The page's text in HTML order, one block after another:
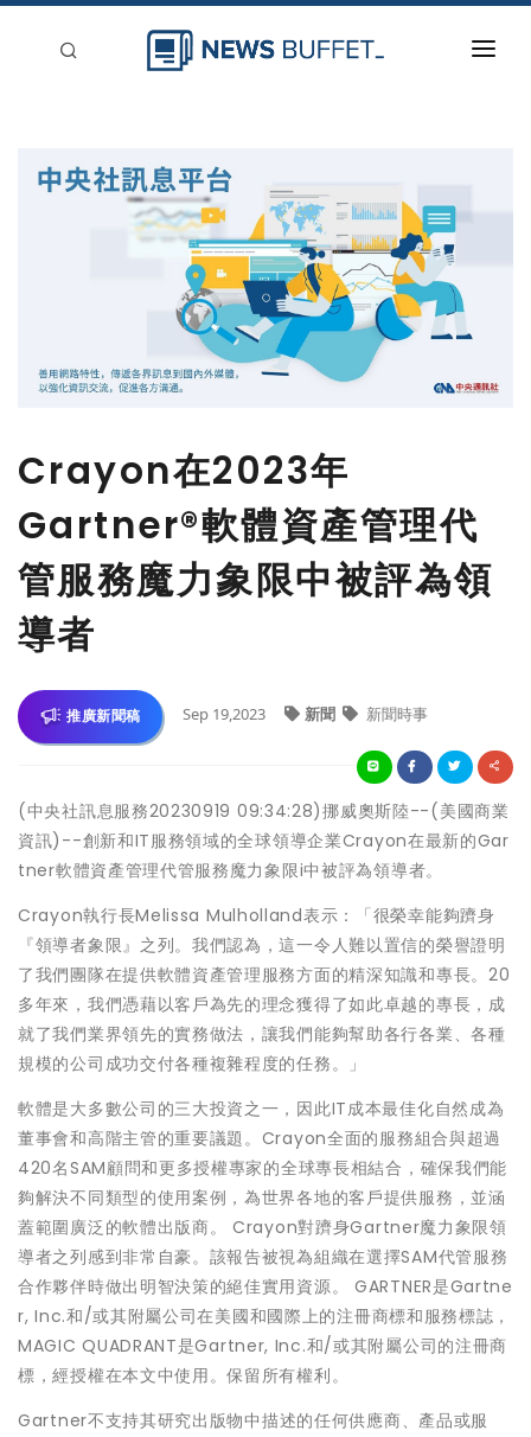
Crayon在2023年
Gartner®軟體資產管理代
管服務魔力象限中被評為領
導者
推廣新聞稿 Sep 19,2023 新聞 新聞時事
(中央社訊息服務20230919 09:34:28)挪威奧斯陸--(美國商業
資訊)--創新和IT服務領域的全球領導企業Crayon在最新的Gar
tner軟體資產管理代管服務魔力象限i中被評為領導者。
Crayon執行長Melissa Mulholland表示：「很榮幸能夠躋身
『領導者象限』之列。我們認為，這一令人難以置信的榮譽證明
了我們團隊在提供軟體資產管理服務方面的精深知識和專長。20
多年來，我們憑藉以客戶為先的理念獲得了如此卓越的專長，成
就了我們業界領先的實務做法，讓我們能夠幫助各行各業、各種
規模的公司成功交付各種複雜程度的任務。」
軟體是大多數公司的三大投資之一，因此IT成本最佳化自然成為
董事會和高階主管的重要議題。Crayon全面的服務組合與超過
420名SAM顧問和更多授權專家的全球專長相結合，確保我們能
夠解決不同類型的使用案例，為世界各地的客戶提供服務，並涵
蓋範圍廣泛的軟體出版商。 Crayon對躋身Gartner魔力象限領
導者之列感到非常自豪。該報告被視為組織在選擇SAM代管服務
合作夥伴時做出明智決策的絕佳實用資源。 GARTNER是Gartne
r, Inc.和/或其附屬公司在美國和國際上的注冊商標和服務標誌，
MAGIC QUADRANT是Gartner, Inc.和/或其附屬公司的注冊商
標，經授權在本文中使用。保留所有權利。
Gartner不支持其研究出版物中描述的任何供應商、產品或服